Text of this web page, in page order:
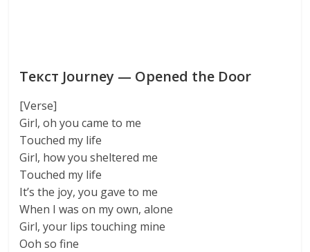
Текст Journey — Opened the Door
[Verse]
Girl, oh you came to me
Touched my life
Girl, how you sheltered me
Touched my life
It’s the joy, you gave to me
When I was on my own, alone
Girl, your lips touching mine
Ooh so fine